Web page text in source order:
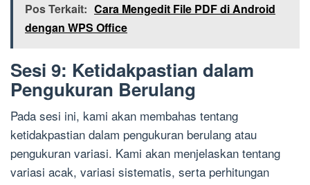
Pos Terkait: Cara Mengedit File PDF di Android
dengan WPS Office
Sesi 9: Ketidakpastian dalam
Pengukuran Berulang
Pada sesi ini, kami akan membahas tentang
ketidakpastian dalam pengukuran berulang atau
pengukuran variasi. Kami akan menjelaskan tentang
variasi acak, variasi sistematis, serta perhitungan